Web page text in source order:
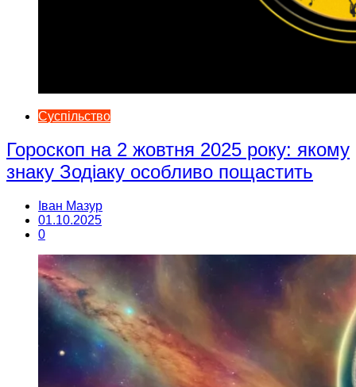
Суспільство
Гороскоп на 2 жовтня 2025 року: якому
знаку Зодіаку особливо пощастить
Іван Мазур
01.10.2025
0